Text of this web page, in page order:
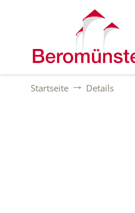
Startseite Details